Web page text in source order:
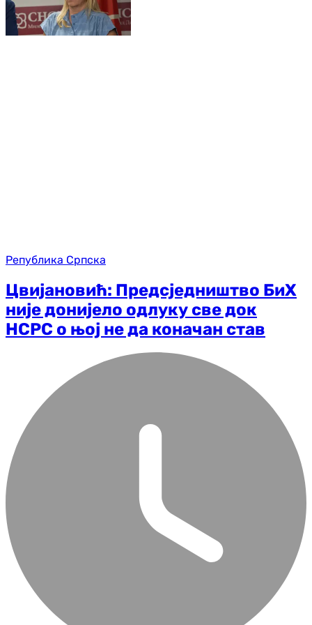
Република Српска
Цвијановић: Предсједништво БиХ
није донијело одлуку све док
НСРС о њој не да коначан став